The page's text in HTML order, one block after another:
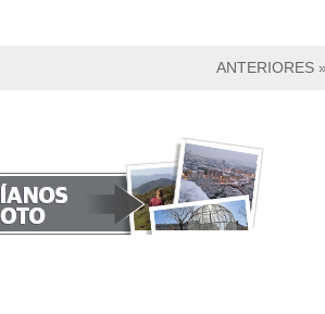
ANTERIORES